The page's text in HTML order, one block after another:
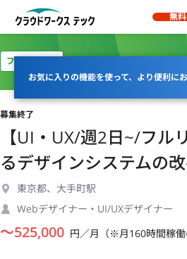
無
お気に入りの機能を使って、より便利に
フルリモート
募集終了
【UI・UX/週2日~/フル
るデザインシステムの
東京都、大手町駅
Webデザイナー・UI/UXデザイナー
〜525,000 円／月（※月160時間稼働